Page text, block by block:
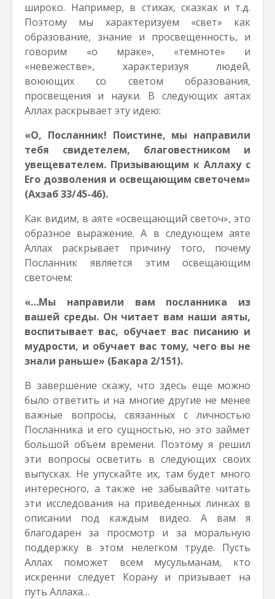
широко. Например, в стихах, сказках и т.д.
Поэтому мы характеризуем «свет» как
образование, знание и просвещенность, и
говорим «о мраке», «темноте» и
«невежестве», характеризуя людей,
воюющих со светом образования,
просвещения и науки. В следующих аятах
Аллах раскрывает эту идею:
«О, Посланник! Поистине, мы направили
тебя свидетелем, благовестником и
увещевателем. Призывающим к Аллаху с
Его дозволения и освещающим светочем»
(Ахзаб 33/45-46).
Как видим, в аяте «освещающий светоч», это
образное выражение. А в следующем аяте
Аллах раскрывает причину того, почему
Посланник является этим освещающим
светочем:
«…Мы направили вам посланника из
вашей среды. Он читает вам наши аяты,
воспитывает вас, обучает вас писанию и
мудрости, и обучает вас тому, чего вы не
знали раньше» (Бакара 2/151).
В завершение скажу, что здесь еще можно
было ответить и на многие другие не менее
важные вопросы, связанных с личностью
Посланника и его сущностью, но это займет
большой объем времени. Поэтому я решил
эти вопросы осветить в следующих своих
выпусках. Не упускайте их, там будет много
интересного, а также не забывайте читать
эти исследования на приведенных линках в
описании под каждым видео. А вам я
благодарен за просмотр и за моральную
поддержку в этом нелегком труде. Пусть
Аллах поможет всем мусульманам, кто
искренни следует Корану и призывает на
путь Аллаха…